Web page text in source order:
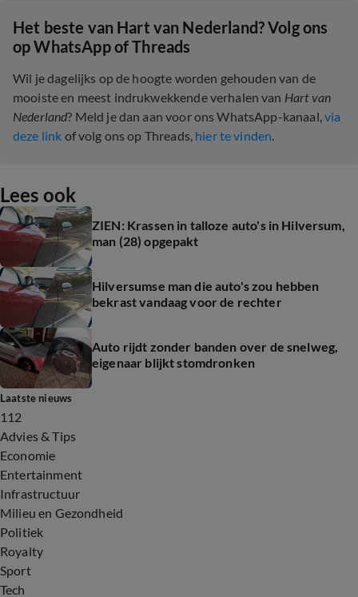
Het beste van Hart van Nederland? Volg ons
op WhatsApp of Threads
Wil je dagelijks op de hoogte worden gehouden van de
mooiste en meest indrukwekkende verhalen van Hart van
Nederland? Meld je dan aan voor ons WhatsApp-kanaal,via
deze link of volg ons op Threads, hier te vinden.
Lees ook
ZIEN: Krassen in talloze auto's in Hilversum,
man (28) opgepakt
Hilversumse man die auto's zou hebben
bekrast vandaag voor de rechter
Auto rijdt zonder banden over de snelweg,
eigenaar blijkt stomdronken
Laatste nieuws
112
Advies & Tips
Economie
Entertainment
Infrastructuur
Milieu en Gezondheid
Politiek
Royalty
Sport
Tech